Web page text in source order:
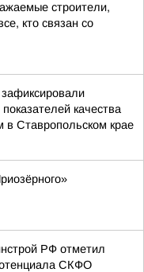
строители,
кто связан со
качества
в Ставропольском крае
РФ отметил
СКФО